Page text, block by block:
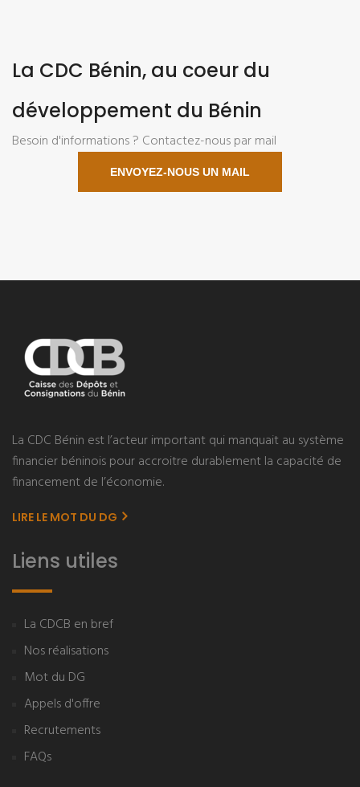
La CDC Bénin, au coeur du
développement du Bénin
Besoin d'informations ? Contactez-nous par mail
ENVOYEZ-NOUS UN MAIL
La CDC Bénin est l’acteur important qui manquait au système
financier béninois pour accroitre durablement la capacité de
financement de l’économie.
LIRE LE MOT DU DG
Liens utiles
La CDCB en bref
Nos réalisations
Mot du DG
Appels d'offre
Recrutements
FAQs